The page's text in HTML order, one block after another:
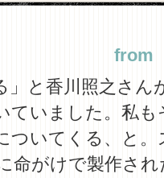
from
」と香川照之さん
ていました。私も
ついてくる、と。
命がけで製作さ